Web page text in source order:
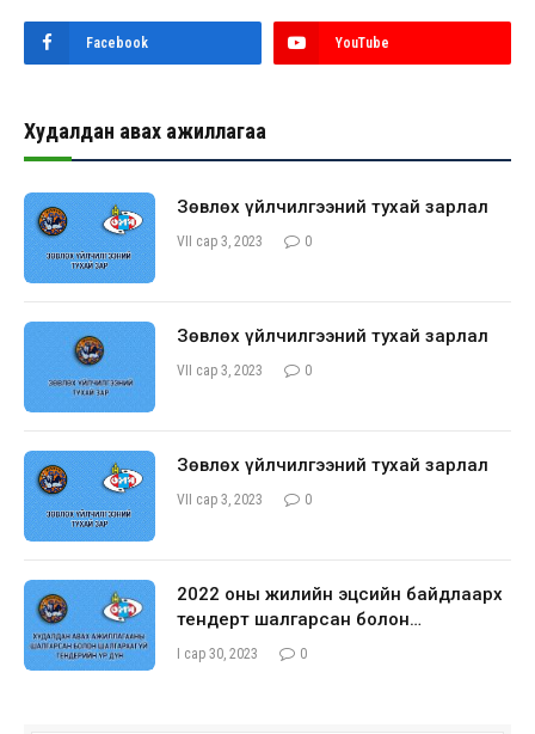
Facebook YouTube
Худалдан авах ажиллагаа
Зөвлөх үйлчилгээний тухай зарлал
VII сар 3, 2023 0
Зөвлөх үйлчилгээний тухай зарлал
VII сар 3, 2023 0
Зөвлөх үйлчилгээний тухай зарлал
VII сар 3, 2023 0
2022 оны жилийн эцсийн байдлаарх
тендерт шалгарсан болон
шалгараагүй оролцогчийн талаарх
мэдээлэл
I сар 30, 2023 0